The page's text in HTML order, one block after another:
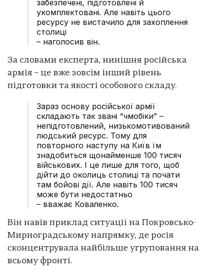
забезпечені, підготовлені й
укомплектовані. Але навіть цього
ресурсу не вистачило для захоплення
столиці
– наголосив він.
За словами експерта, нинішня російська
армія – це вже зовсім інший рівень
підготовки та якості особового складу.
Зараз основу російської армії
складають так звані “чмобіки” –
непідготовлений, низькомотивований
людський ресурс. Тому для
повторного наступу на Київ їм
знадобиться щонайменше 100 тисяч
військових. І це лише для того, щоб
дійти до околиць столиці та почати
там бойові дії. Але навіть 100 тисяч
може бути недостатньо
– вважає Коваленко.
Він навів приклад ситуації на Покровсько-
Мирноградському напрямку, де росія
сконцентрувала найбільше угруповання на
всьому фронті.